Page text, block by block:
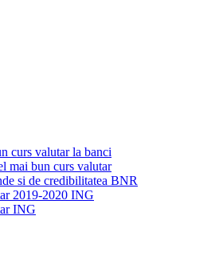
curs valutar la banci
mai bun curs valutar
si de credibilitatea BNR
2019-2020 ING
ING